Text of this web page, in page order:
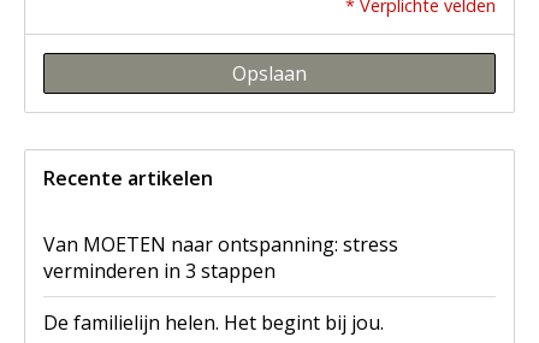
* Verplichte velden
Opslaan
Recente artikelen
Van MOETEN naar ontspanning: stress
verminderen in 3 stappen
De familielijn helen. Het begint bij jou.